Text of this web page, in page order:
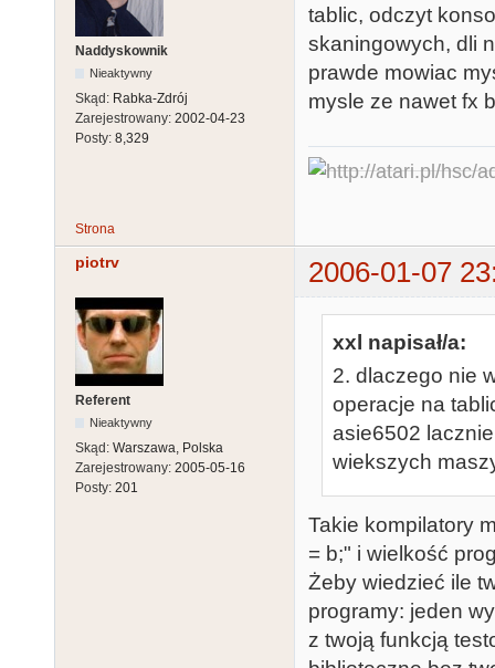
Naddyskownik
Nieaktywny
Skąd: Rabka-Zdrój
Zarejestrowany: 2002-04-23
Posty: 8,329
tablic, odczyt
skaningowych, dli
prawde mowiac
mysle ze nawet fx
Strona
piotrv 2006-01-07
Referent
Nieaktywny
Skąd: Warszawa, Polska
Zarejestrowany: 2005-05-16
Posty: 201
xxl napisał/a:
2. dlaczego nie
operacje na
asie6502
wiekszych
Takie kompilatory
= b;" i wielkość
Żeby wiedzieć ile
programy: jeden
z twoją funkcją